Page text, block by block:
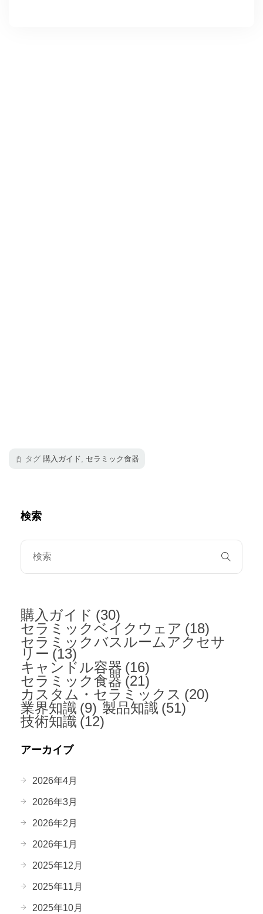
タグ 購入ガイド, セラミック食器
検索
購入ガイド (30)
セラミックベイクウェア (18)
セラミックバスルームアクセサ
リー (13)
キャンドル容器 (16)
セラミック食器 (21)
カスタム・セラミックス (20)
業界知識 (9) 製品知識 (51)
技術知識 (12)
アーカイブ
2026年4月
2026年3月
2026年2月
2026年1月
2025年12月
2025年11月
2025年10月